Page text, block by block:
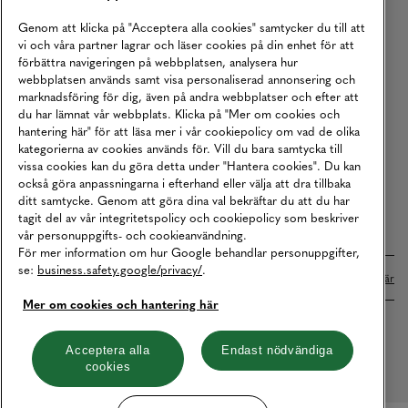
Köpvillkor
Karriär
Vårt Ansvar
Våra Tjänster
Press
Studentrabatt
B2B
Tillgänglighetsredogörelse
Betalningar online sköts i samarbete med Klarna. Läs mer här
Cookies Integritetspolicy
Hantera cookies
Genom att klicka på "Acceptera alla cookies" samtycker du till att
vi och våra partner lagrar och läser cookies på din enhet för att
förbättra navigeringen på webbplatsen, analysera hur
webbplatsen används samt visa personaliserad annonsering och
marknadsföring för dig, även på andra webbplatser och efter att
du har lämnat vår webbplats. Klicka på "Mer om cookies och
hantering här" för att läsa mer i vår cookiepolicy om vad de olika
kategorierna av cookies används för. Vill du bara samtycka till
vissa cookies kan du göra detta under "Hantera cookies". Du kan
också göra anpassningarna i efterhand eller välja att dra tillbaka
ditt samtycke. Genom att göra dina val bekräftar du att du har
tagit del av vår integritetspolicy och cookiepolicy som beskriver
vår personuppgifts- och cookieanvändning.
För mer information om hur Google behandlar personuppgifter,
se: business.safety.google/privacy/.
Mer om cookies och hantering här
Acceptera alla
cookies
Endast nödvändiga